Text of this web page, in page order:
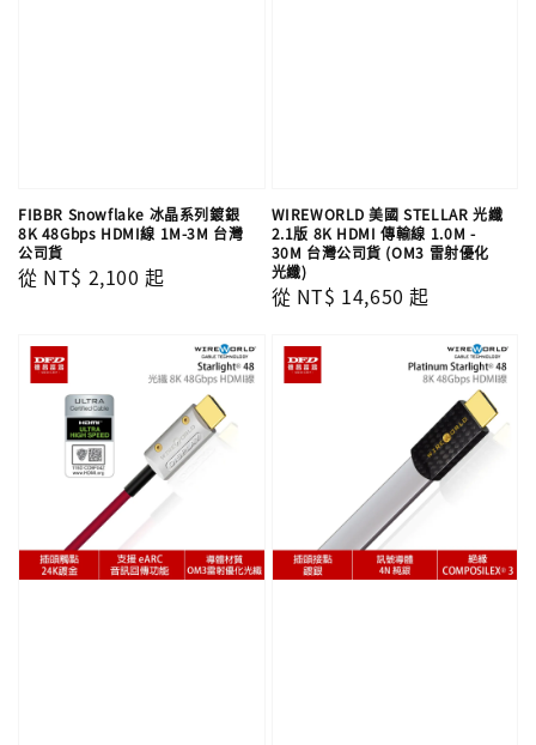
FIBBR Snowflake 冰晶系列鍍銀
8K 48Gbps HDMI線 1M-3M 台灣
公司貨
Regular
從 NT$ 2,100 起
WIREWORLD 美國 STELLAR 光纖
2.1版 8K HDMI 傳輸線 1.0M -
30M 台灣公司貨 (OM3 雷射優化
光纖)
Regular
從 NT$ 14,650 起